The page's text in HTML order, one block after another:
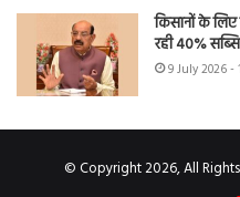
किसानों के
रही 40%
9 July 2026 -
© Copyright 2026, All